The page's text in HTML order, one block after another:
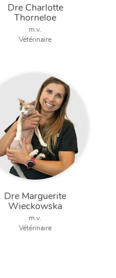
Dre Charlotte
Thorneloe
m.v.
Vétérinaire
Dre Marguerite
Wieckowska
m.v.
Vétérinaire